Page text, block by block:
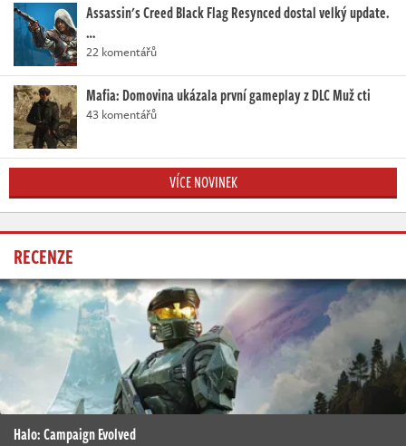
Assassin's Creed Black Flag Resynced dostal velký update.
…
22 komentářů
Mafia: Domovina ukázala první gameplay z DLC Muž cti
43 komentářů
VÍCE NOVINEK
RECENZE
Halo: Campaign Evolved